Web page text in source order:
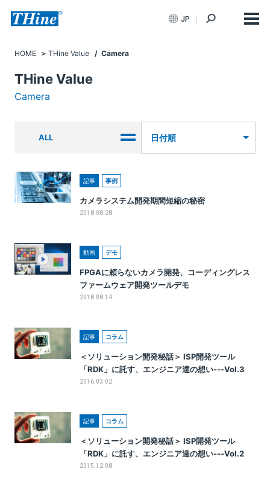
JP
HOME THine Value / Camera
THine Value
Camera
ALL 日付順
記事 事例
カメラシステム開発期間短縮の秘密
2018.08.28
動画 デモ
FPGAに頼らないカメラ開発、コーディングレス
ファームウェア開発ツールデモ
2018.08.14
記事 コラム
＜ソリューション開発秘話＞ ISP開発ツール
「RDK」に託す、エンジニア達の想い---Vol.3
2016.03.02
記事 コラム
＜ソリューション開発秘話＞ ISP開発ツール
「RDK」に託す、エンジニア達の想い---Vol.2
2015.12.08